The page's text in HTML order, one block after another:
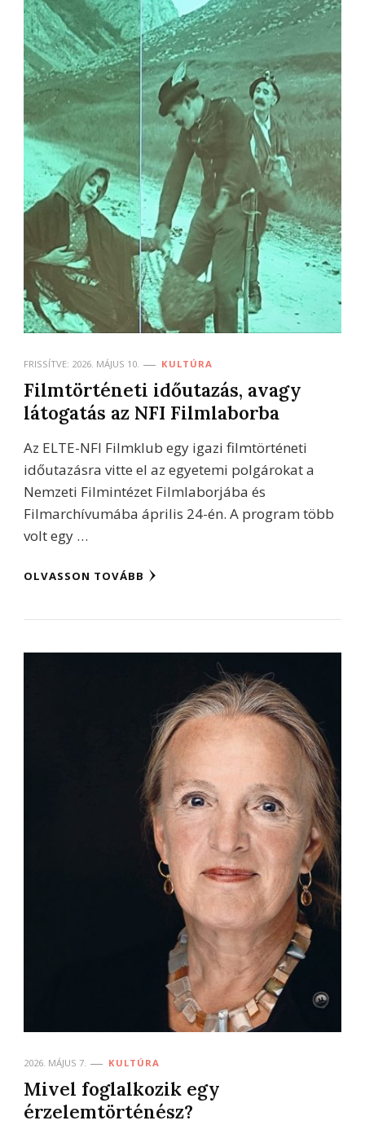
FRISSÍTVE: 2026. MÁJUS 10. KULTÚRA
Filmtörténeti időutazás, avagy
látogatás az NFI Filmlaborba
Az ELTE-NFI Filmklub egy igazi filmtörténeti
időutazásra vitte el az egyetemi polgárokat a
Nemzeti Filmintézet Filmlaborjába és
Filmarchívumába április 24-én. A program több
volt egy …
OLVASSON TOVÁBB
2026. MÁJUS 7. KULTÚRA
Mivel foglalkozik egy
érzelemtörténész?